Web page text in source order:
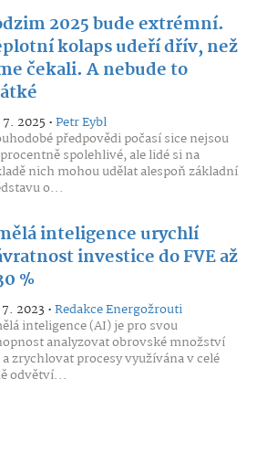
2025 bude extrémní.
kolaps udeří dřív, než
čekali. A nebude to
2025 •Petr Eybl
předpovědi počasí sice nejsou
spolehlivé, ale lidé si na
nich mohou udělat alespoň základní
o...
inteligence urychlí
investice do FVE až
%
2023 •Redakce Energožrouti
inteligence (AI) je pro svou
analyzovat obrovské množství
zrychlovat procesy využívána v celé
odvětví...